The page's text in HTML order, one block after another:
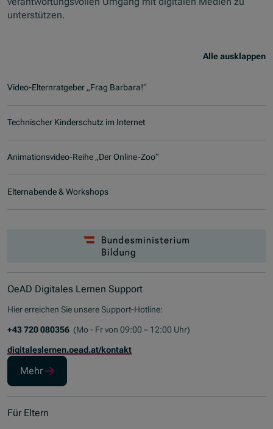
unterstützen.
Alle ausklappen
Video-Elternratgeber „Frag Barbara!“
Technischer Kinderschutz im Internet
Animationsvideo-Reihe „Der Online-Zoo“
Elternabende & Workshops
OeAD Digitales Lernen Support
Hier erreichen Sie unsereSupport-Hotline:
+43 720 080356 (Mo - Fr von 09:00 – 12:00 Uhr)
digitaleslernen.oead.at/kontakt
Mehr
Für Eltern